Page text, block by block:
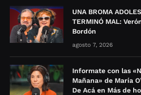
UNA BROMA
TERMINÓ MAL:
Bordón
agosto 7, 2026
Informate con las
Mañana» de María
De Acá en Más de